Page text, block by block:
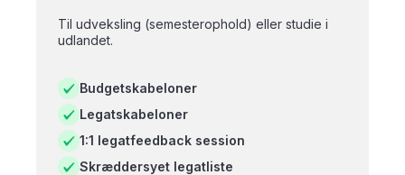
Til udveksling (semesterophold) eller studie i
udlandet.
Budgetskabeloner
Legatskabeloner
1:1 legatfeedback session
Skræddersyet legatliste